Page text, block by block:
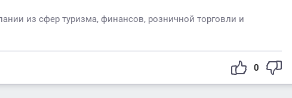
из сфер туризма, финансов, розничной торговли и
0